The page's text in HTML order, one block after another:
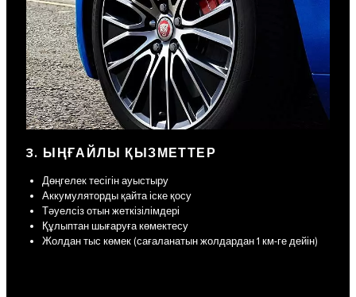
3. ЫҢҒАЙЛЫ ҚЫЗМЕТТЕР
Дөңгелек тесігін ауыстыру
Аккумуляторды қайта іске қосу
Тәуелсіз отын жеткізілімдері
Құлыптан шығаруға көмектесу
Жолдан тыс көмек (сағаланатын жолдардан 1 км-ге дейін)